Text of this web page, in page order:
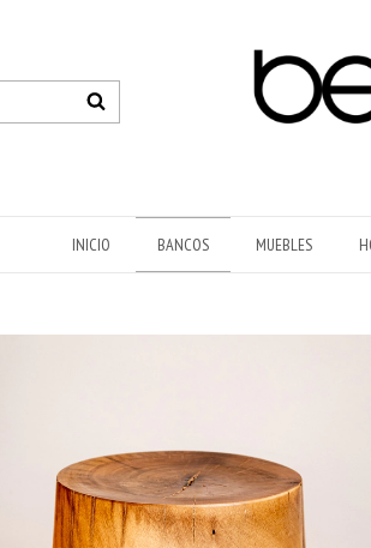
INICIO BANCOS MUEBLES